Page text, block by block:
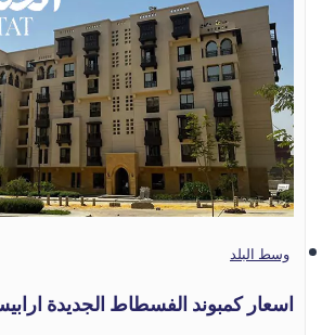
وسط البلد
اسعار كمبوند الفسطاط الجديدة